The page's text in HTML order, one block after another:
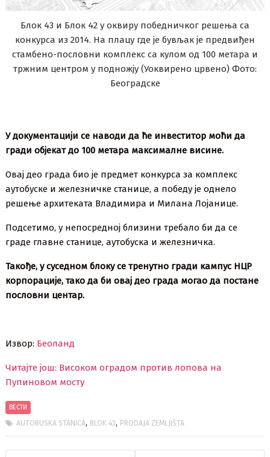
Блок 43 и Блок 42 у оквиру победничког решења са
конкурса из 2014. На плацу где је бувљак је предвиђен
стамбено-пословни комплекс са кулом од 100 метара и
тржним центром у подножју (Уоквирено црвено) Фото:
Београдске
У документацији се наводи да ће инвеститор моћи да
гради објекат до 100 метара максималне висине.
Овај део града био је предмет конкурса за комплекс
аутобуске и железничке станице, а победу је однело
решење архитеката Владимира и Милана Лојанице.
Подсетимо, у непосредној близини требало би да се
граде главне станице, аутобуска и железничка.
Такође, у суседном блоку се тренутно гради кампус НЦР
корпорације, тако да би овај део града могао да постане
пословни центар.
Извор: Беоланд
Читајте још: Високом оградом против лопова на
Пупиновом мосту
ВЕСТИ
AUTOBUSKA STANICA, BLOK 43, PRODAJA ZEMLJIŠTA